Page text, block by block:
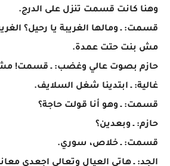
وهنا كانت قسمت تنزل على الدرج.
قسمت: ـ ومالها الغريبة يا رحيل؟
مش بنت حتت عمدة.
حازم بصوت عالي وغضب: ـ قسمت! مش
غالية: ـ ابتدينا شغل السلايف.
قسمت: ـ وهو أنا قولت حاجة؟
حازم: ـ وبعدين؟
قسمت: ـ خلاص، سوري.
الجد: ـ هاتي العيال وتعالي اجعدي